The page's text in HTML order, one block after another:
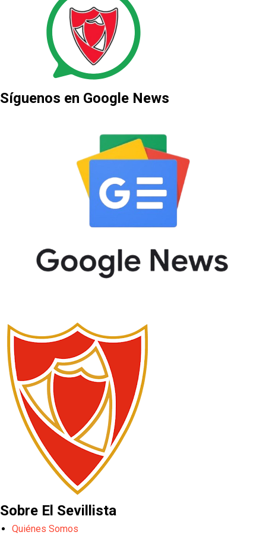
Síguenos en Google News
Sobre El Sevillista
Quiénes Somos